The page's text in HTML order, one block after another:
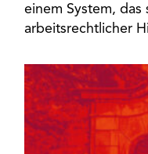
einem System, das
arbeitsrechtlicher